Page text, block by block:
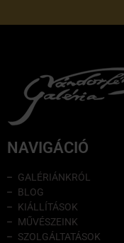
NAVIGÁCIÓ
GALÉRIÁNKRÓL
BLOG
KIÁLLÍTÁSOK
MŰVÉSZEINK
SZOLGÁLTATÁSOK